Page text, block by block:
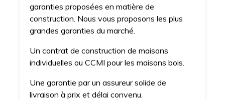
garanties proposées en matière de
construction. Nous vous proposons les plus
grandes garanties du marché.
Un contrat de construction de maisons
individuelles ou CCMI pour les maisons bois.
Une garantie par un assureur solide de
livraison à prix et délai convenu.